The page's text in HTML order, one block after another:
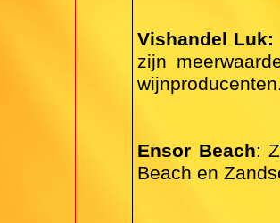
Vishandel Luk:
zijn
Ensor Beach:
Beach en